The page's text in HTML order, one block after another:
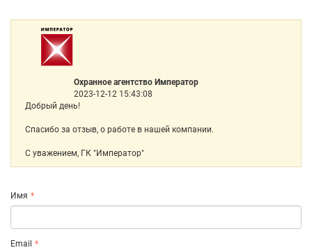
Охранное агентство Император
2023-12-12 15:43:08
Добрый день!
Спасибо за отзыв, о работе в нашей компании.
С уважением, ГК "Император"
Имя
Email